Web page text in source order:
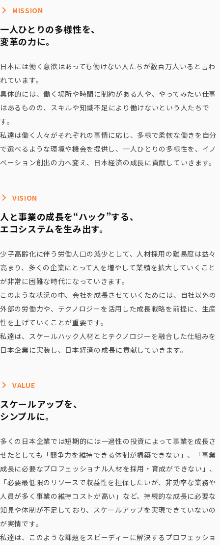
MISSION
一人ひとりの多様性を、
変革の力に。
日本には働く意欲はあっても働けない人たちが数百万人いると言わ
れています。
具体的には、働く場所や時間に制約がある人や、やってみたい仕事
はあるものの、 スキルや知識不足により働けないという人たちで
す。
私達は働く人々がそれぞれの事情に応じ、多様で柔軟な働きを自分
で選べるような環境や機会を提供し、 一人ひとりの多様性を、イノ
ベーション創出の力へ変え、日本経済の成長に貢献していきます。
VISION
人と事業の成長を“ハック”する、
エコシステムを生み出す。
少子高齢化に伴う労働人口の減少として、人材採用の難易度は益々
高まり、 多くの企業にとって人を増やして業績を拡大していくこと
が非常に困難な時代になっていきます。
このような状況の中、会社を成長させていくためには、自社以外の
外部の労働力や、 テクノロジーを活用した成長戦略を前提に、生産
性を上げていくことが重要です。
私達は、スケールハック人材ととテクノロジーを融合した仕組みを
日本企業に実装し、 日本経済の成長に貢献していきます。
VALUE
スケールアップを、
シンプルに。
多くの日本企業では短期的には一過性の投資によって事業を成長さ
せたとしても 「競争力を維持できる体制が構築できない」、
「事業
成長に必要なプロフェッショナル人材を採用・育成ができない」、
「必要最低限のリソースで収益性を担保したいが、非効率な業務や
人員が多く事業の維持コストが高い」 など、持続的な成長に必要な
知見や体制が不足しており、スケールアップを実現できていないの
が実情です。
私達は、このような課題をスピーディーに解決するプロフェッショ